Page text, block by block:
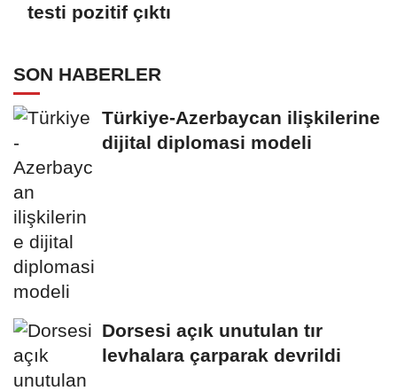
testi pozitif çıktı
SON HABERLER
Türkiye-Azerbaycan ilişkilerine
dijital diplomasi modeli
Dorsesi açık unutulan tır
levhalara çarparak devrildi